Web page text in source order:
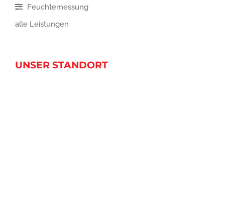
Feuchtemessung
alle Leistungen
UNSER STANDORT